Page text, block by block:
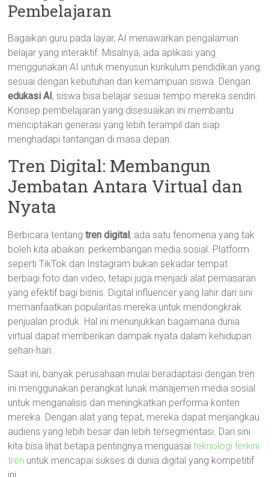
Pembelajaran
Bagaikan guru pada layar, AI menawarkan pengalaman
belajar yang interaktif. Misalnya, ada aplikasi yang
menggunakan AI untuk menyusun kurikulum pendidikan yang
sesuai dengan kebutuhan dan kemampuan siswa. Dengan
edukasi AI, siswa bisa belajar sesuai tempo mereka sendiri.
Konsep pembelajaran yang disesuaikan ini membantu
menciptakan generasi yang lebih terampil dan siap
menghadapi tantangan di masa depan.
Tren Digital: Membangun
Jembatan Antara Virtual dan
Nyata
Berbicara tentangtren digital, ada satu fenomena yang tak
boleh kita abaikan: perkembangan media sosial. Platform
seperti TikTok dan Instagram bukan sekadar tempat
berbagi foto dan video, tetapi juga menjadi alat pemasaran
yang efektif bagi bisnis. Digital influencer yang lahir dari sini
memanfaatkan popularitas mereka untuk mendongkrak
penjualan produk. Hal ini menunjukkan bagaimana dunia
virtual dapat memberikan dampak nyata dalam kehidupan
sehari-hari.
Saat ini, banyak perusahaan mulai beradaptasi dengan tren
ini menggunakan perangkat lunak manajemen media sosial
untuk menganalisis dan meningkatkan performa konten
mereka. Dengan alat yang tepat, mereka dapat menjangkau
audiens yang lebih besar dan lebih tersegmentasi. Dari sini
kita bisa lihat betapa pentingnya menguasaiteknologi terkini
tren untuk mencapai sukses di dunia digital yang kompetitif